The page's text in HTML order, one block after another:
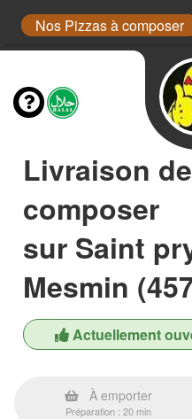
Nos Pizzas à composer
Livraison
composer
sur Saint
Mesmin
Actuellement
À emporter
Préparation : 20 min